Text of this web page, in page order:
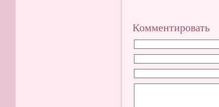
Комментировать